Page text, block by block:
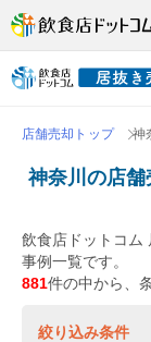
店舗売却トップ 神
神奈川の店舗
飲食店ドットコム
事例一覧です。
881件の中から、
絞り込み条件